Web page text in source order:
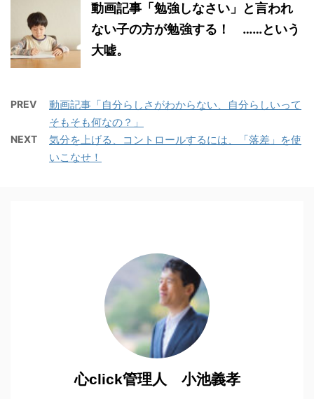
動画記事「勉強しなさい」と言われ
ない子の方が勉強する！ ……という
大嘘。
PREV
動画記事「自分らしさがわからない、自分らしいって
そもそも何なの？」
NEXT
気分を上げる、コントロールするには、「落差」を使
いこなせ！
心click管理人 小池義孝